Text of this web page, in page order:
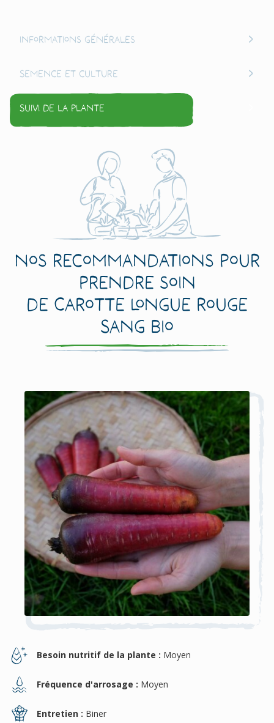
Informations générales
Semence et culture
Suivi de la plante
Nos recommandations pour
prendre soin
de Carotte Longue Rouge
Sang Bio
Besoin nutritif de la plante : Moyen
Fréquence d'arrosage : Moyen
Entretien : Biner